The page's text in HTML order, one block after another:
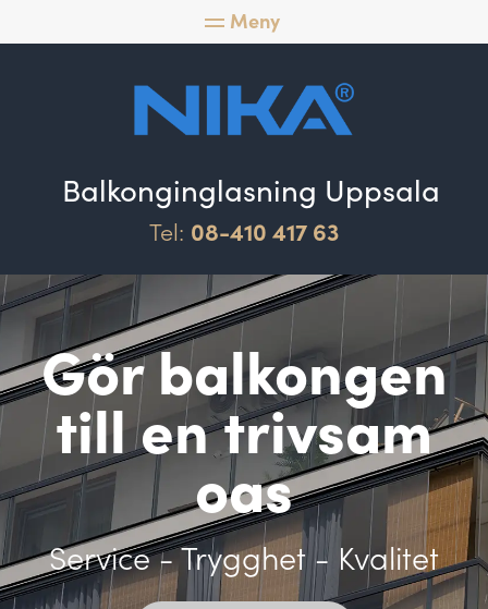
Balkonginglasning Uppsala
Tel: 08-410 417 63
Gör balkongen
till en trivsam
oas
Service - Trygghet - Kvalitet